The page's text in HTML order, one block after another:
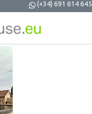
(+34) 691 614 645